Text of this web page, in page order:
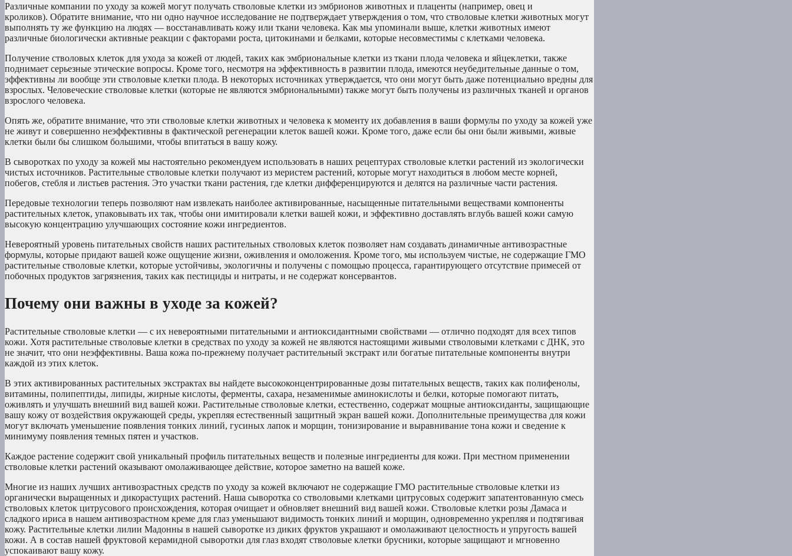
Различные компании по уходу за кожей могут получать стволовые клетки из эмбрионов животных и плаценты (например, овец и
кроликов). Обратите внимание, что ни одно научное исследование не подтверждает утверждения о том, что стволовые клетки животных могут
выполнять ту же функцию на людях — восстанавливать кожу или ткани человека. Как мы упоминали выше, клетки животных имеют
различные биологически активные реакции с факторами роста, цитокинами и белками, которые несовместимы с клетками человека.
Получение стволовых клеток для ухода за кожей от людей, таких как эмбриональные клетки из ткани плода человека и яйцеклетки, также
поднимает серьезные этические вопросы. Кроме того, несмотря на эффективность в развитии плода, имеются неубедительные данные о том,
эффективны ли вообще эти стволовые клетки плода. В некоторых источниках утверждается, что они могут быть даже потенциально вредны для
взрослых. Человеческие стволовые клетки (которые не являются эмбриональными) также могут быть получены из различных тканей и органов
взрослого человека.
Опять же, обратите внимание, что эти стволовые клетки животных и человека к моменту их добавления в ваши формулы по уходу за кожей уже
не живут и совершенно неэффективны в фактической регенерации клеток вашей кожи. Кроме того, даже если бы они были живыми, живые
клетки были бы слишком большими, чтобы впитаться в вашу кожу.
В сыворотках по уходу за кожей мы настоятельно рекомендуем использовать в наших рецептурах стволовые клетки растений из экологически
чистых источников. Растительные стволовые клетки получают из меристем растений, которые могут находиться в любом месте корней,
побегов, стебля и листьев растения. Это участки ткани растения, где клетки дифференцируются и делятся на различные части растения.
Передовые технологии теперь позволяют нам извлекать наиболее активированные, насыщенные питательными веществами компоненты
растительных клеток, упаковывать их так, чтобы они имитировали клетки вашей кожи, и эффективно доставлять вглубь вашей кожи самую
высокую концентрацию улучшающих состояние кожи ингредиентов.
Невероятный уровень питательных свойств наших растительных стволовых клеток позволяет нам создавать динамичные антивозрастные
формулы, которые придают вашей коже ощущение жизни, оживления и омоложения. Кроме того, мы используем чистые, не содержащие ГМО
растительные стволовые клетки, которые устойчивы, экологичны и получены с помощью процесса, гарантирующего отсутствие примесей от
побочных продуктов загрязнения, таких как пестициды и нитраты, и не содержат консервантов.
Почему они важны в уходе за кожей?
Растительные стволовые клетки — с их невероятными питательными и антиоксидантными свойствами — отлично подходят для всех типов
кожи. Хотя растительные стволовые клетки в средствах по уходу за кожей не являются настоящими живыми стволовыми клетками с ДНК, это
не значит, что они неэффективны. Ваша кожа по-прежнему получает растительный экстракт или богатые питательные компоненты внутри
каждой из этих клеток.
В этих активированных растительных экстрактах вы найдете высококонцентрированные дозы питательных веществ, таких как полифенолы,
витамины, полипептиды, липиды, жирные кислоты, ферменты, сахара, незаменимые аминокислоты и белки, которые помогают питать,
оживлять и улучшать внешний вид вашей кожи. Растительные стволовые клетки, естественно, содержат мощные антиоксиданты, защищающие
вашу кожу от воздействия окружающей среды, укрепляя естественный защитный экран вашей кожи. Дополнительные преимущества для кожи
могут включать уменьшение появления тонких линий, гусиных лапок и морщин, тонизирование и выравнивание тона кожи и сведение к
минимуму появления темных пятен и участков.
Каждое растение содержит свой уникальный профиль питательных веществ и полезные ингредиенты для кожи. При местном применении
стволовые клетки растений оказывают омолаживающее действие, которое заметно на вашей коже.
Многие из наших лучших антивозрастных средств по уходу за кожей включают не содержащие ГМО растительные стволовые клетки из
органически выращенных и дикорастущих растений. Наша сыворотка со стволовыми клетками цитрусовых содержит запатентованную смесь
стволовых клеток цитрусового происхождения, которая очищает и обновляет внешний вид вашей кожи. Стволовые клетки розы Дамаса и
сладкого ириса в нашем антивозрастном креме для глаз уменьшают видимость тонких линий и морщин, одновременно укрепляя и подтягивая
кожу. Растительные клетки лилии Мадонны в нашей сыворотке из диких фруктов украшают и омолаживают целостность и упругость вашей
кожи. А в состав нашей фруктовой керамидной сыворотки для глаз входят стволовые клетки брусники, которые защищают и мгновенно
успокаивают вашу кожу.